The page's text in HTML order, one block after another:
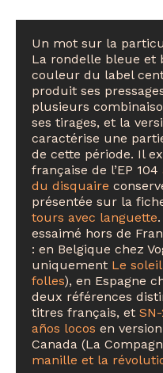
Un mot sur la
La rondelle bleue et
couleur du label
produit ses
plusieurs
ses tirages, et la
caractérise une
de cette période. Il
française de l’EP 104
du disquaire
présentée sur la
tours avec languette
essaimé hors de
: en Belgique chez
uniquement Le
folles), en Espagne
deux références
titres français, et
años locos en
Canada (La
manille et la